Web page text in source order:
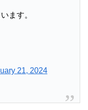
ます。
21, 2024